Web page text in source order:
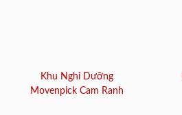
Khu Nghỉ Dưỡng
Movenpick Cam Ranh